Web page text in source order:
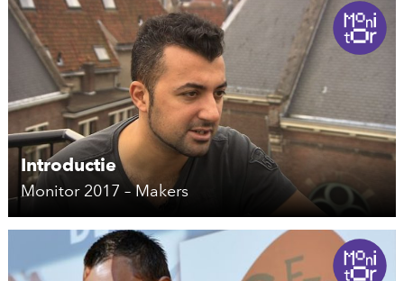
Introductie
Monitor 2017 – Makers